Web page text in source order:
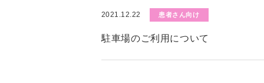
2021.12.22 患者さん向け
駐車場のご利用について